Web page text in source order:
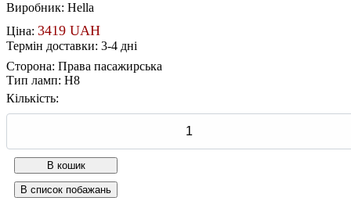
Виробник: Hella
Ціна: 3419 UAH
Термін доставки: 3-4 дні
Сторона: Права пасажирська
Тип ламп: H8
Кількість: